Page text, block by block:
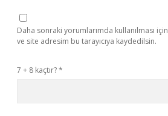
Daha sonraki yorumlarımda kullanılması
ve site adresim bu tarayıcıya kaydedilsin.
7 + 8 kaçtır?*